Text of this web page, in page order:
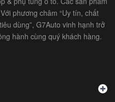
phương châm “Uy tín, chất
dùng”, G7Auto vinh hạnh trở
hành cùng quý khách hàng.